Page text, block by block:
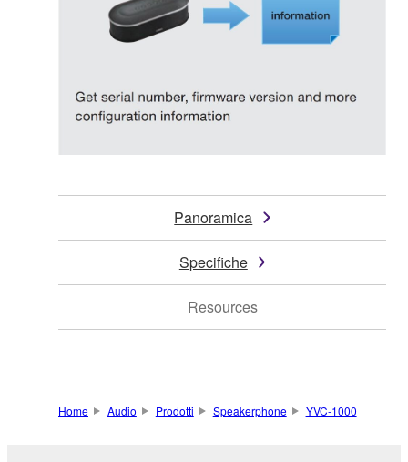
Panoramica
Specifiche
Resources
Home Audio Prodotti Speakerphone YVC-1000